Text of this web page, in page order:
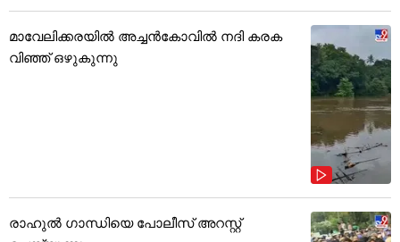
മാവേലിക്കരയിൽ അച്ചൻകോവിൽ നദി കരക
വിഞ്ഞ് ഒഴുകുന്നു
രാഹുൽ ഗാന്ധിയെ പോലീസ് അറസ്റ്റ്